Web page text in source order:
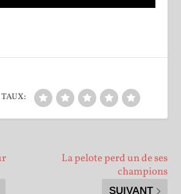
TAUX:
La pelote perd un de ses
champions
SUIVANT